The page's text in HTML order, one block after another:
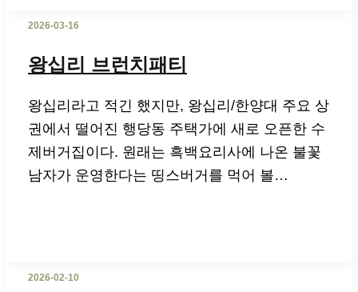
2026-03-16
왕십리 브런치패티
왕십리라고 적긴 했지만, 왕십리/한양대 주요 상
권에서 떨어진 행당동 주택가에 새로 오픈한 수
제버거집이다. 원래는 흑백요리사에 나온 불꽃
남자가 운영한다는 띵스버거를 먹어 볼…
2026-02-10